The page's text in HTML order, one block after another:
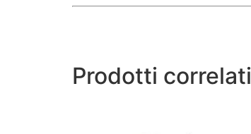
Prodotti correlati